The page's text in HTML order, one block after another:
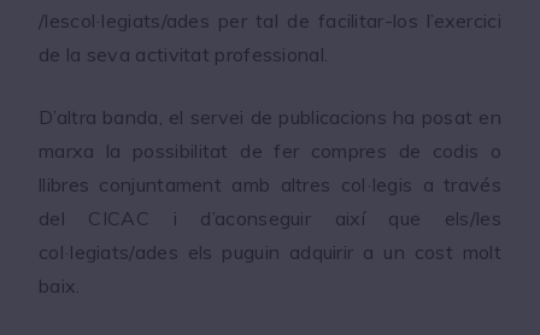
/lescol·legiats/ades per tal de facilitar-los l’exercici
de la seva activitat professional.
D’altra banda, el servei de publicacions ha posat en
marxa la possibilitat de fer compres de codis o
llibres conjuntament amb altres col·legis a través
del CICAC i d’aconseguir així que els/les
col·legiats/ades els puguin adquirir a un cost molt
baix.